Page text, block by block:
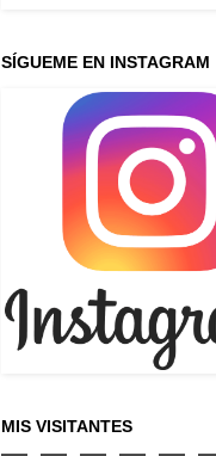
SÍGUEME EN INSTAGRAM
MIS VISITANTES